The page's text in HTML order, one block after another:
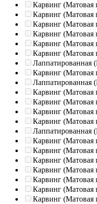
Карвинг (Матовая
Карвинг (Матовая
Карвинг (Матовая
Карвинг (Матовая
Карвинг (Матовая
Карвинг (Матовая
Лаппатированная
Карвинг (Матовая
Лаппатированная
Карвинг (Матовая
Карвинг (Матовая
Карвинг (Матовая
Карвинг (Матовая
Лаппатированная
Карвинг (Матовая
Карвинг (Матовая
Карвинг (Матовая
Карвинг (Матовая
Карвинг (Матовая
Карвинг (Матовая
Карвинг (Матовая